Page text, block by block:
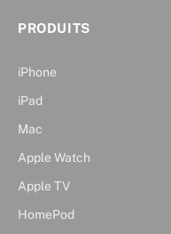
PRODUITS
iPhone
iPad
Mac
Apple Watch
Apple TV
HomePod